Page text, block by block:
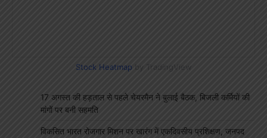
Stock Heatmap by TradingView
17 अगस्त की हड़ताल से पहले चेयरमैन ने बुलाई बैठक, बिजली कर्मियों की
मांगों पर बनी सहमति
विकसित भारत रोजगार मिशन पर खारंग में एकदिवसीय प्रशिक्षण, जनपद